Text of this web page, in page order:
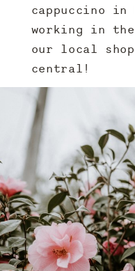
cappuccino in
working in
our local
central!